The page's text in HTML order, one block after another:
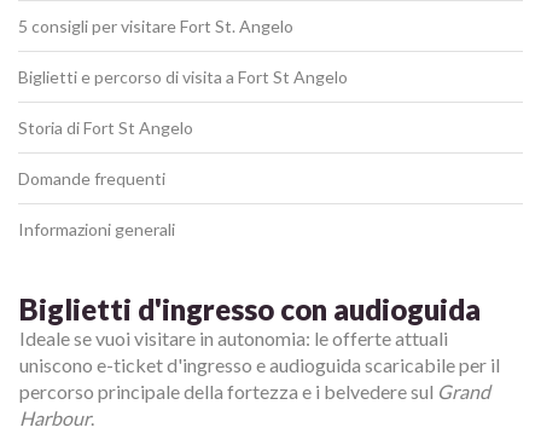
5 consigli per visitare Fort St. Angelo
Biglietti e percorso di visita a Fort St Angelo
Storia di Fort St Angelo
Domande frequenti
Informazioni generali
Biglietti d'ingresso con audioguida
Ideale se vuoi visitare in autonomia: le offerte attuali
uniscono e-ticket d'ingresso e audioguida scaricabile per il
percorso principale della fortezza e i belvedere sul Grand
Harbour.